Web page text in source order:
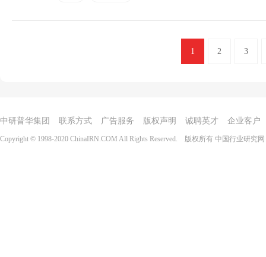
1 2 3
中研普华集团 联系方式 广告服务 版权声明 诚聘英才 企业客户
Copyright © 1998-2020 ChinaIRN.COM All Rights Reserved. 版权所有 中国行业研究网